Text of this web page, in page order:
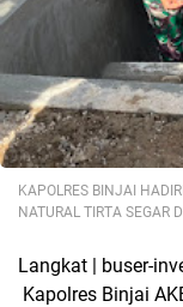
KAPOLRES BINJAI
NATURAL TIRTA SEGAR
Langkat | buser-
Kapolres Binjai